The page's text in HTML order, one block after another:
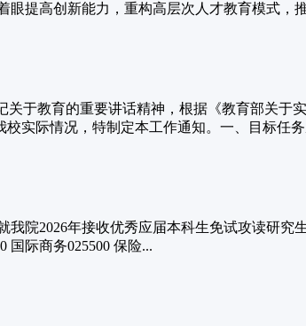
提高创新能力，重构高层次人才教育模式，
于教育的重要讲话精神，根据《教育部关于
实际情况，特制定本工作通知。一、目标任
院2026年接收优秀应届本科生免试攻读研
国际商务025500 保险...